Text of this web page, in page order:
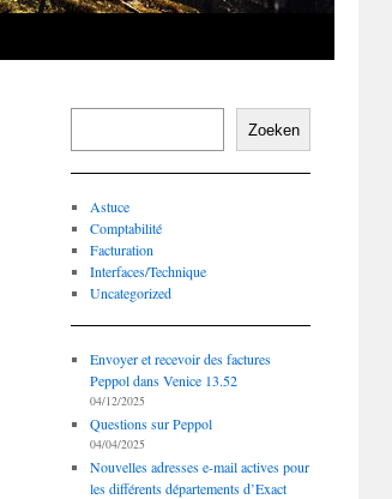
Zoeken
Astuce
Comptabilité
Facturation
Interfaces/Technique
Uncategorized
Envoyer et recevoir des factures
Peppol dans Venice 13.52
04/12/2025
Questions sur Peppol
04/04/2025
Nouvelles adresses e-mail actives pour
les différents départements d’Exact